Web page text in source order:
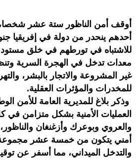
أوقف أمن الناظور ستة عشر شخصا،
أحدهم ينحدر من دولة في إفريقيا
للاشتباه في تورطهم في خلق
معدات تدخل في الهجرة السرية
غير المشروعة والاتجار بالبشر،
للمخدرات والمؤثرات العقلية.
وذكر بلاغ للمديرية العامة للأمن
العمليات الأمنية بشكل متزامن
والعروي وبوعرك وأزغنغان
أمني يتكون من خمسة عشر
والتدخل الميداني، مما أسفر عن